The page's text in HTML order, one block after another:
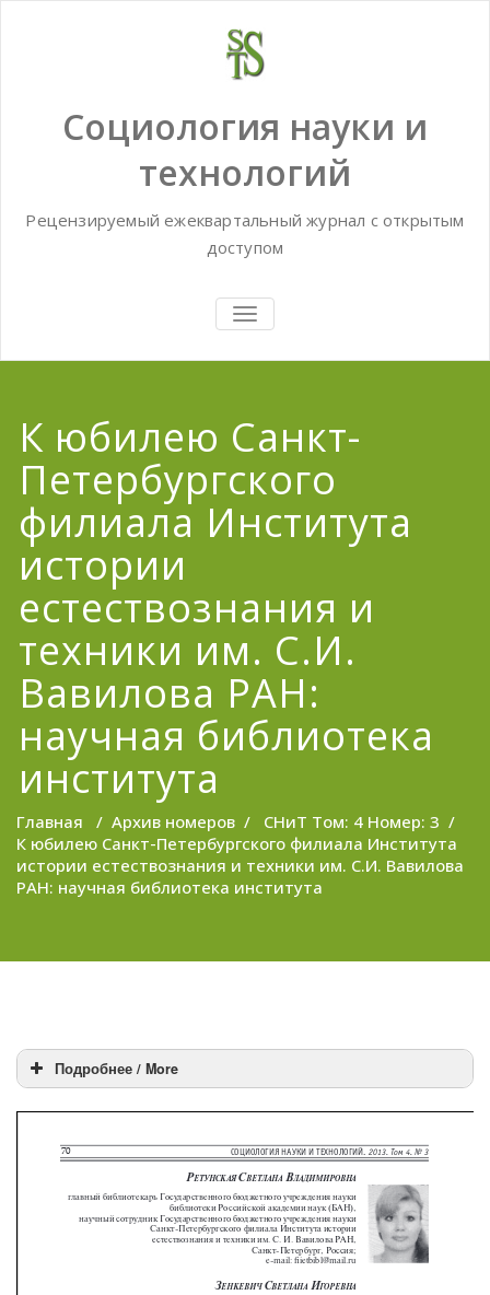
Социология науки и
технологий
Рецензируемый ежеквартальный журнал с открытым
доступом
TOGGLE
NAVIGATION
К юбилею Санкт-
Петербургского
филиала Института
истории
естествознания и
техники им. С.И.
Вавилова РАН:
научная библиотека
института
Главная / Архив номеров / СНиТ Том: 4 Номер: 3 /
К юбилею Санкт-Петербургского филиала Института
истории естествознания и техники им. С.И. Вавилова
РАН: научная библиотека института
Подробнее / More